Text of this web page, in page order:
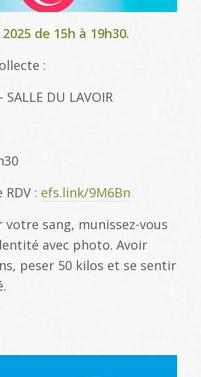
de 15h à 19h30.
:
SALLE DU LAVOIR
: efs.link/9M6Bn
votre sang, munissez-vous
avec photo. Avoir
peser 50 kilos et se sentir